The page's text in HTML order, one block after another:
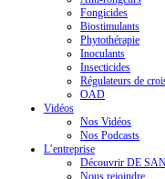
Fongicides
Biostimulants
Phytothérapie
Inoculants
Insecticides
Régulateurs de
OAD
Vidéos
Nos Vidéos
Nos Podcasts
L’entreprise
Découvrir DE